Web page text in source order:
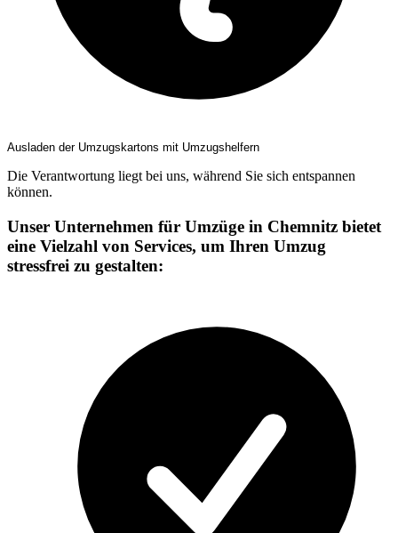
Ausladen der Umzugskartons mit Umzugshelfern
Die Verantwortung liegt bei uns, während Sie sich entspannen
können.
Unser Unternehmen für Umzüge in Chemnitz bietet
eine Vielzahl von Services, um Ihren Umzug
stressfrei zu gestalten: